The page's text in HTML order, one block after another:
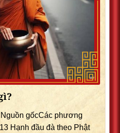
gốcCác phương
Hạnh đầu đà theo Phật